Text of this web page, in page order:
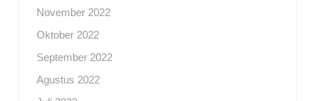
November 2022
Oktober 2022
September 2022
Agustus 2022